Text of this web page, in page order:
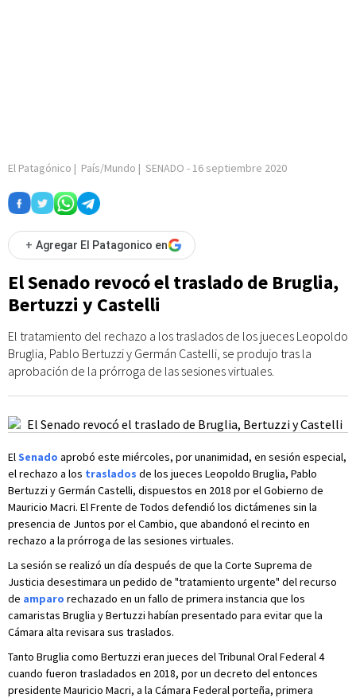
El Patagónico | País/Mundo | SENADO - 16 septiembre 2020
+ Agregar El Patagonico en
El Senado revocó el traslado de Bruglia,
Bertuzzi y Castelli
El tratamiento del rechazo a los traslados de los jueces Leopoldo
Bruglia, Pablo Bertuzzi y Germán Castelli, se produjo tras la
aprobación de la prórroga de las sesiones virtuales.
ElSenado aprobó este miércoles, por unanimidad, en sesión especial,
el rechazo a los traslados de los jueces Leopoldo Bruglia, Pablo
Bertuzzi y Germán Castelli, dispuestos en 2018 por el Gobierno de
Mauricio Macri. El Frente de Todos defendió los dictámenes sin la
presencia de Juntos por el Cambio, que abandonó el recinto en
rechazo a la prórroga de las sesiones virtuales.
La sesión se realizó un día después de que la Corte Suprema de
Justicia desestimara un pedido de "tratamiento urgente" del recurso
de amparo rechazado en un fallo de primera instancia que los
camaristas Bruglia y Bertuzzi habían presentado para evitar que la
Cámara alta revisara sus traslados.
Tanto Bruglia como Bertuzzi eran jueces del Tribunal Oral Federal 4
cuando fueron trasladados en 2018, por un decreto del entonces
presidente Mauricio Macri, a la Cámara Federal porteña, primera